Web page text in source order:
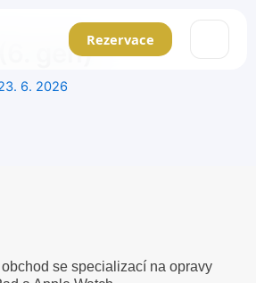
Rezervace
gen)
6. 2026
se specializací na opravy